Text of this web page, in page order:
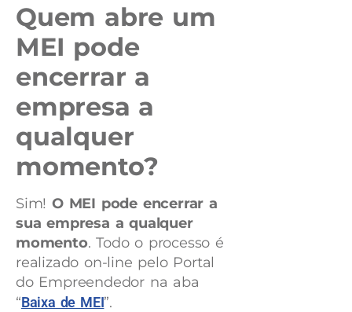
Quem abre um
MEI pode
encerrar a
empresa a
qualquer
momento?
Sim! O MEI pode encerrar a
sua empresa a qualquer
momento. Todo o processo é
realizado on-line pelo Portal
do Empreendedor na aba
“Baixa de MEI”.